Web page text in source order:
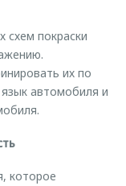
покраски
их по
автомобиля и
которое